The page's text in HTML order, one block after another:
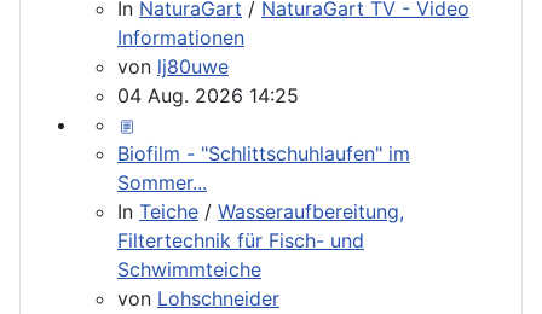
In NaturaGart / NaturaGart TV - Video
Informationen
von lj80uwe
04 Aug. 2026 14:25
Biofilm - "Schlittschuhlaufen" im
Sommer...
In Teiche / Wasseraufbereitung,
Filtertechnik für Fisch- und
Schwimmteiche
von Lohschneider